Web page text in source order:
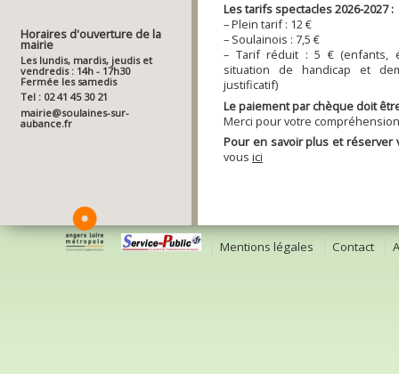
Horaires d'ouverture de la
mairie
Les lundis, mardis, jeudis et
vendredis : 14h - 17h30
Fermée les samedis
Tel : 02 41 45 30 21
mairie@soulaines-sur-
aubance.fr
Les tarifs spectacles 2026-2027 :
–Plein tarif : 12 €
– Soulainois : 7,5 €
– Tarif réduit : 5 € (enfants,
situation de handicap et
justificatif)
Le paiement par chèque doit
Merci pour votre
Pour en savoir plus et réserver
vous ici
Mentions légales Contact